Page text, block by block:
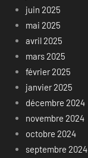
juin 2025
mai 2025
avril 2025
mars 2025
février 2025
janvier 2025
décembre 2024
novembre 2024
octobre 2024
septembre 2024